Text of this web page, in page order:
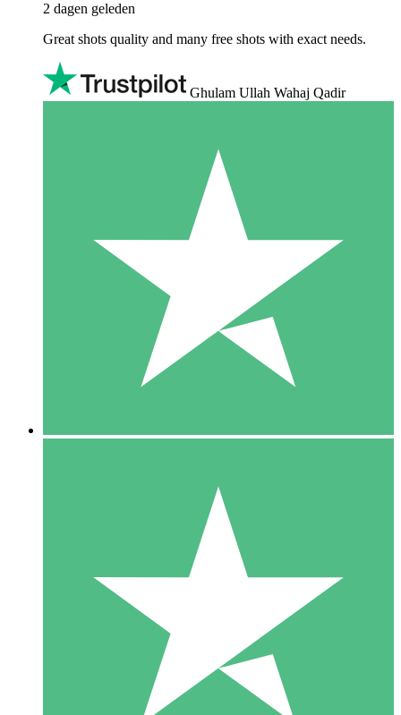
2 dagen geleden
Great shots quality and many free shots with exact needs.
Ghulam Ullah Wahaj Qadir